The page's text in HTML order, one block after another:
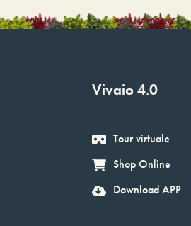
Vivaio 4.0
Tour virtuale
Shop Online
Download APP